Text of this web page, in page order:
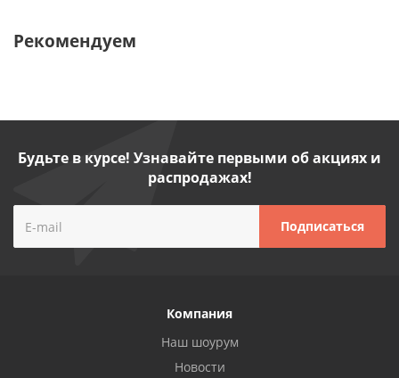
Рекомендуем
Будьте в курсе! Узнавайте первыми об акциях и
распродажах!
Компания
Наш шоурум
Новости